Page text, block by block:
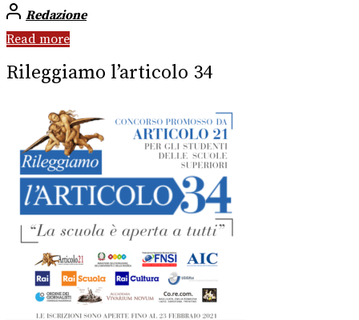
Redazione
Read more
Rileggiamo l’articolo 34